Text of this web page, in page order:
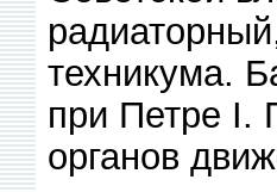
техникума.
при Петре I.
органов